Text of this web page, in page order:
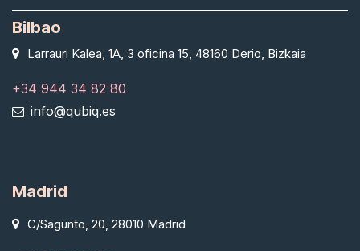
Bilbao
Larrauri Kalea, 1A, 3 oficina 15, 48160 Derio, Bizkaia
+34 944 34 82 80
info@qubiq.es
Madrid
C/Sagunto, 20, 28010 Madrid